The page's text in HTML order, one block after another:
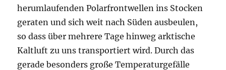
herumlaufenden Polarfrontwellen ins Stocken
geraten und sich weit nach Süden ausbeulen,
so dass über mehrere Tage hinweg arktische
Kaltluft zu uns transportiert wird. Durch das
gerade besonders große Temperaturgefälle